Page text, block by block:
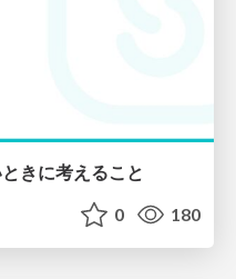
きに考えること
0 180